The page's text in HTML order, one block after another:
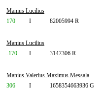
Manius Lucilius
170
I 82005994 R
Manius Lucilius
-170
I 3147306 R
Manius Valerius Maximus Messala
306
I 1658354663936 G